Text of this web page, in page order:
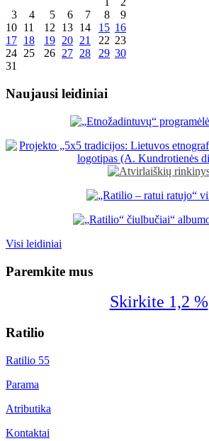
3
4 5 6 7 8
9
10 11 12 13 14 15 16
17 18 19 20 21 22 23
24 25 26 27 28 29 30
31
Naujausi leidiniai
Visi leidiniai
Paremkite mus
Skirkite 1,2 %
Ratilio
Ratilio 55
Parama
Atributika
Kontaktai